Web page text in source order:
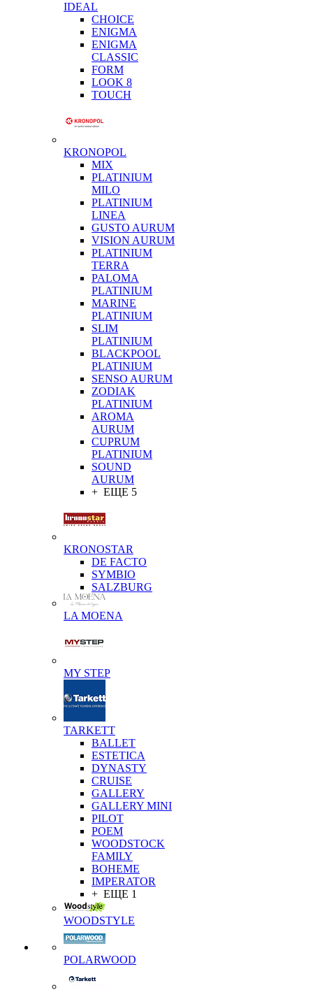
IDEAL
CHOICE
ENIGMA
ENIGMA
CLASSIC
FORM
LOOK 8
TOUCH
KRONOPOL
MIX
PLATINIUM
MILO
PLATINIUM
LINEA
GUSTO AURUM
VISION AURUM
PLATINIUM
TERRA
PALOMA
PLATINIUM
MARINE
PLATINIUM
SLIM
PLATINIUM
BLACKPOOL
PLATINIUM
SENSO AURUM
ZODIAK
PLATINIUM
AROMA
AURUM
CUPRUM
PLATINIUM
SOUND
AURUM
+ ЕЩЕ 5
KRONOSTAR
DE FACTO
SYMBIO
SALZBURG
LA MOENA
MY STEP
TARKETT
BALLET
ESTETICA
DYNASTY
CRUISE
GALLERY
GALLERY MINI
PILOT
POEM
WOODSTOCK
FAMILY
BOHEME
IMPERATOR
+ ЕЩЕ 1
WOODSTYLE
POLARWOOD